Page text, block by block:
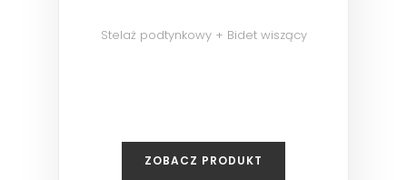
Stelaż podtynkowy + Bidet wiszący
ZOBACZ PRODUKT